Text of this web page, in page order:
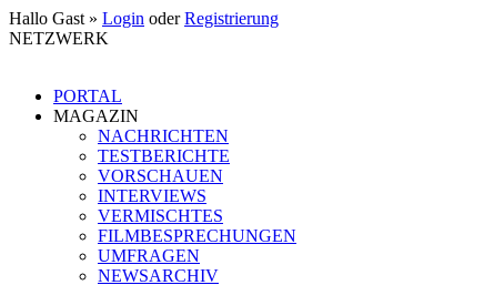
Hallo Gast » Login oderRegistrierung
NETZWERK
PORTAL
MAGAZIN
NACHRICHTEN
TESTBERICHTE
VORSCHAUEN
INTERVIEWS
VERMISCHTES
FILMBESPRECHUNGEN
UMFRAGEN
NEWSARCHIV